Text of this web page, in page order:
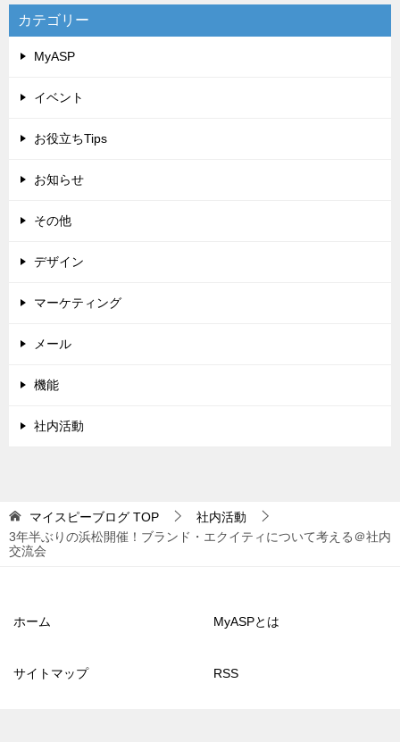
カテゴリー
MyASP
イベント
お役立ちTips
お知らせ
その他
デザイン
マーケティング
メール
機能
社内活動
マイスピーブログ TOP
社内活動
3年半ぶりの浜松開催！ブランド・エクイティについて考える＠社内
交流会
ホーム MyASPとは
サイトマップ RSS